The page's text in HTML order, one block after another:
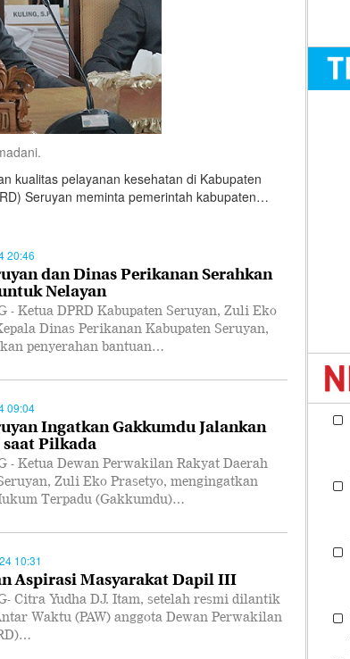
kualitas pelayanan kesehatan di Kabupaten
Seruyan meminta pemerintah kabupaten…
20:46
dan Dinas Perikanan Serahkan
Nelayan
- Ketua DPRD Kabupaten Seruyan, Zuli Eko
Dinas Perikanan Kabupaten Seruyan,
penyerahan bantuan…
09:04
Ingatkan Gakkumdu Jalankan
saat Pilkada
- Ketua Dewan Perwakilan Rakyat Daerah
Zuli Eko Prasetyo, mengingatkan
Terpadu (Gakkumdu)…
10:31
Aspirasi Masyarakat Dapil III
Citra Yudha DJ. Itam, setelah resmi dilantik
Waktu (PAW) anggota Dewan Perwakilan